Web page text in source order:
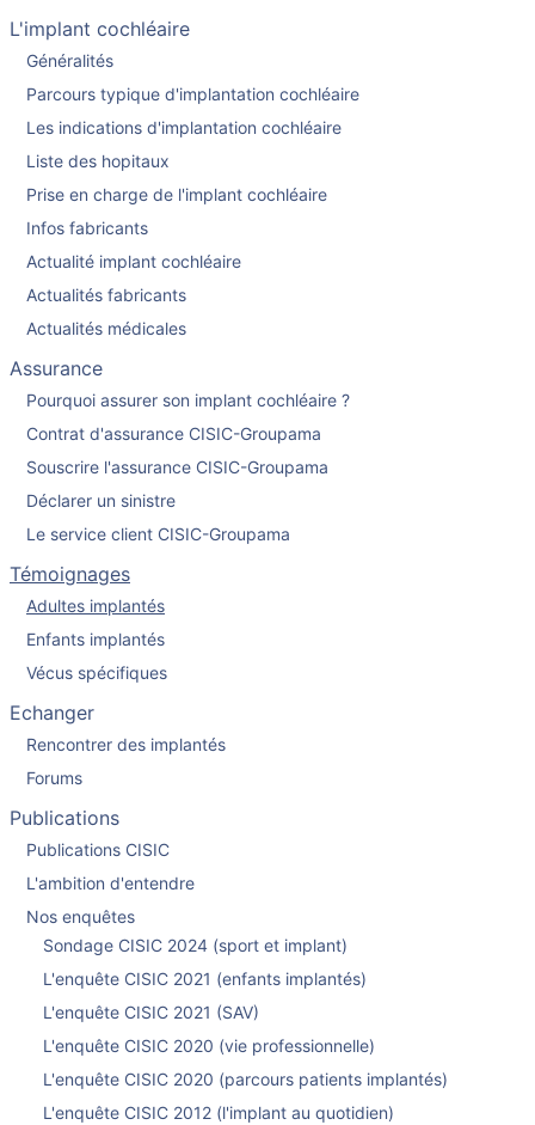
L'implant cochléaire
Généralités
Parcours typique d'implantation cochléaire
Les indications d'implantation cochléaire
Liste des hopitaux
Prise en charge de l'implant cochléaire
Infos fabricants
Actualité implant cochléaire
Actualités fabricants
Actualités médicales
Assurance
Pourquoi assurer son implant cochléaire ?
Contrat d'assurance CISIC-Groupama
Souscrire l'assurance CISIC-Groupama
Déclarer un sinistre
Le service client CISIC-Groupama
Témoignages
Adultes implantés
Enfants implantés
Vécus spécifiques
Echanger
Rencontrer des implantés
Forums
Publications
Publications CISIC
L'ambition d'entendre
Nos enquêtes
Sondage CISIC 2024 (sport et implant)
L'enquête CISIC 2021 (enfants implantés)
L'enquête CISIC 2021 (SAV)
L'enquête CISIC 2020 (vie professionnelle)
L'enquête CISIC 2020 (parcours patients implantés)
L'enquête CISIC 2012 (l'implant au quotidien)